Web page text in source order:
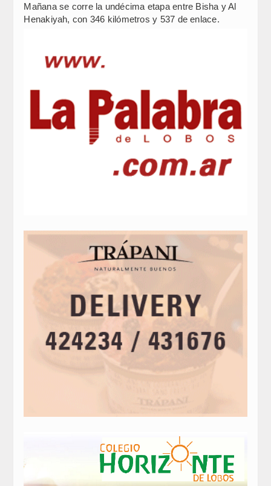
Mañana se corre la undécima etapa entre Bisha y Al
Henakiyah, con 346 kilómetros y 537 de enlace.